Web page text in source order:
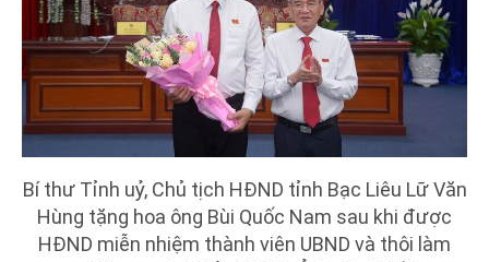
Bí thư Tỉnh uỷ, Chủ tịch HĐND tỉnh Bạc Liêu Lữ Văn
Hùng tặng hoa ông Bùi Quốc Nam sau khi được
HĐND miễn nhiệm thành viên UBND và thôi làm